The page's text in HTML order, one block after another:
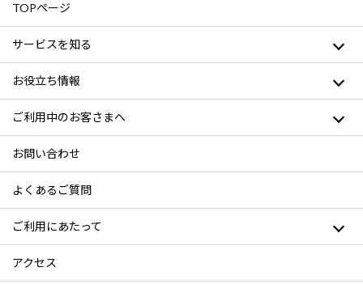
TOPページ
サービスを知る
お役立ち情報
ご利用中のお客さまへ
お問い合わせ
よくあるご質問
ご利用にあたって
アクセス